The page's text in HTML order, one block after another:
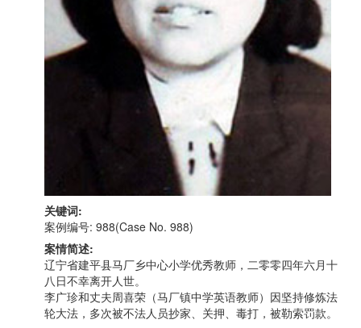
关键词:
案例编号: 988(Case No. 988)
案情简述:
辽宁省建平县马厂乡中心小学优秀教师，二零零四年六月十
八日不幸离开人世。
李广珍和丈夫周喜荣（马厂镇中学英语教师）因坚持修炼法
轮大法，多次被不法人员抄家、关押、毒打，被勒索罚款。